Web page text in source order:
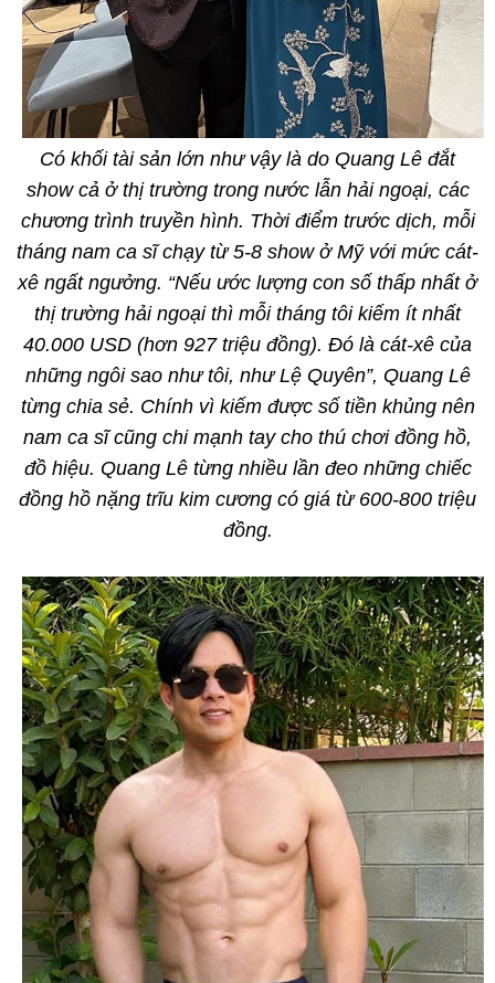
Có khối tài sản lớn như vậy là do Quang Lê đắt
show cả ở thị trường trong nước lẫn hải ngoại, các
chương trình truyền hình. Thời điểm trước dịch, mỗi
tháng nam ca sĩ chạy từ 5-8 show ở Mỹ với mức cát-
xê ngất ngưởng. “Nếu ước lượng con số thấp nhất ở
thị trường hải ngoại thì mỗi tháng tôi kiếm ít nhất
40.000 USD (hơn 927 triệu đồng). Đó là cát-xê của
những ngôi sao như tôi, như Lệ Quyên”, Quang Lê
từng chia sẻ. Chính vì kiếm được số tiền khủng nên
nam ca sĩ cũng chi mạnh tay cho thú chơi đồng hồ,
đồ hiệu. Quang Lê từng nhiều lần đeo những chiếc
đồng hồ nặng trĩu kim cương có giá từ 600-800 triệu
đồng.